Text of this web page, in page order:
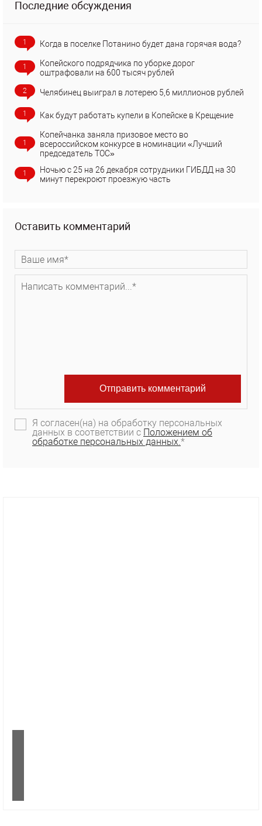
Последние обсуждения
1 Когда в поселке Потанино будет дана горячая вода?
1
Копейского подрядчика по уборке дорог
оштрафовали на 600 тысяч рублей
2 Челябинец выиграл в лотерею 5,6 миллионов рублей
1 Как будут работать купели в Копейске в Крещение
1
Копейчанка заняла призовое место во
всероссийском конкурсе в номинации «Лучший
председатель ТОС»
1
Ночью с 25 на 26 декабря сотрудники ГИБДД на 30
минут перекроют проезжую часть
Оставить комментарий
Я согласен(на) на обработку персональных
данных в соответствии с Положением об
обработке персональных данных.*